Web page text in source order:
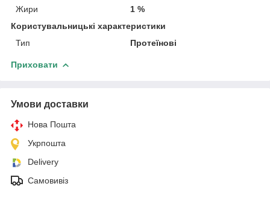
Жири
1 %
Користувальницькі характеристики
Тип
Протеїнові
Приховати
Умови доставки
Нова Пошта
Укрпошта
Delivery
Самовивіз